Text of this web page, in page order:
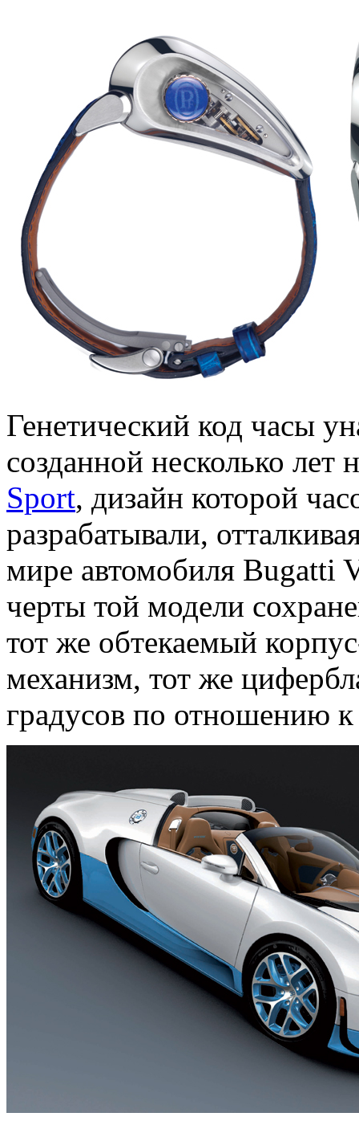
Генетический код часы
созданной несколько лет
Sport, дизайн которой
разрабатывали,
мире автомобиля Bugatti
черты той модели
тот же обтекаемый
механизм, тот же
градусов по отношению